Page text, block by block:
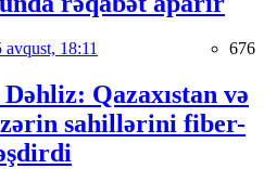
avqust, 18:11 676
Qazaxıstan və
sahillərini fiber-